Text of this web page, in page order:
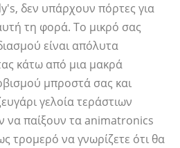
δεν υπάρχουν πόρτες για
τη φορά. Το μικρό σας
είναι απόλυτα
κάτω από μια μακρά
μπροστά σας και
γελοία τεράστιων
να παίξουν τα animatronics
τρομερό να γνωρίζετε ότι θα